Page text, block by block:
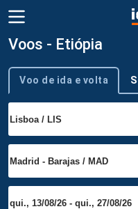
Voos - Etiópia
Tipo de viagem
Voo de ida e volta